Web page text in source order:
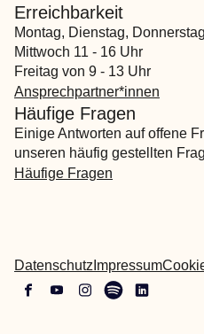
Erreichbarkeit
Montag, Dienstag,
Mittwoch 11 - 16 Uhr
Freitag von 9 - 13 Uhr
Ansprechpartner*innen
Häufige Fragen
Einige Antworten auf offene
unseren häufig gestellten
Häufige Fragen
Datenschutz Impressum